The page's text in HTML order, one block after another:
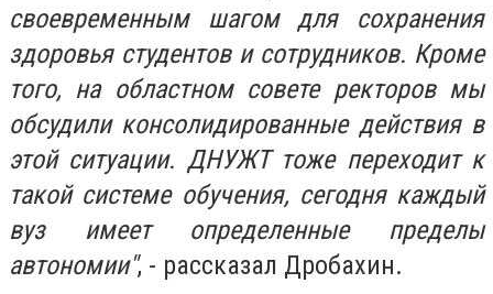
своевременным шагом для сохранения
здоровья студентов и сотрудников. Кроме
того, на областном совете ректоров мы
обсудили консолидированные действия в
этой ситуации. ДНУЖТ тоже переходит к
такой системе обучения, сегодня каждый
вуз имеет определенные пределы
автономии", - рассказал Дробахин.